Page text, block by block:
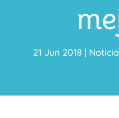
21 Jun 2018 |